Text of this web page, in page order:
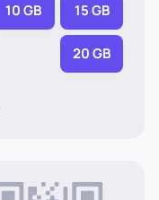
10 GB 15 GB
20 GB